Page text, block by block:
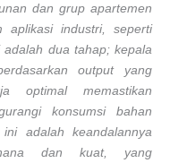
dan grup apartemen
aplikasi industri, seperti
dua tahap; kepala
output yang
optimal memastikan
konsumsi bahan
adalah keandalannya
dan kuat, yang